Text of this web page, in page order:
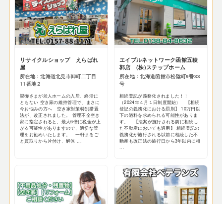
リサイクルショップ えらばれ
屋
所在地：北海道北見市卸町二丁目
11番地２
親御さまが老人ホームの入居、終活に
ともない 空き家の維持管理で、まさに
今お悩みの方へ 空き家対策特別措置
法が、改正されました。 管理不全空き
家に指定されると、最大6倍に税金が上
がる可能性がありますので、適切な管
理をお勧めいたします。 一軒まるご
と買取りから片付け、解体 ...
エイブルネットワーク函館五稜
郭店 (株)ステップホーム
所在地：北海道函館市松陰町9番33
号
相続登記が義務化されました！！
（2024年４月１日制度開始） 【相続
登記の義務化における罰則】 10万円以
下の過料を求められる可能性がありま
す。 【法案が施行される前に相続し
た不動産においても適用】 相続登記の
義務化が施行される以前に相続した不
動産も改正法の施行日から3年以内に相
...